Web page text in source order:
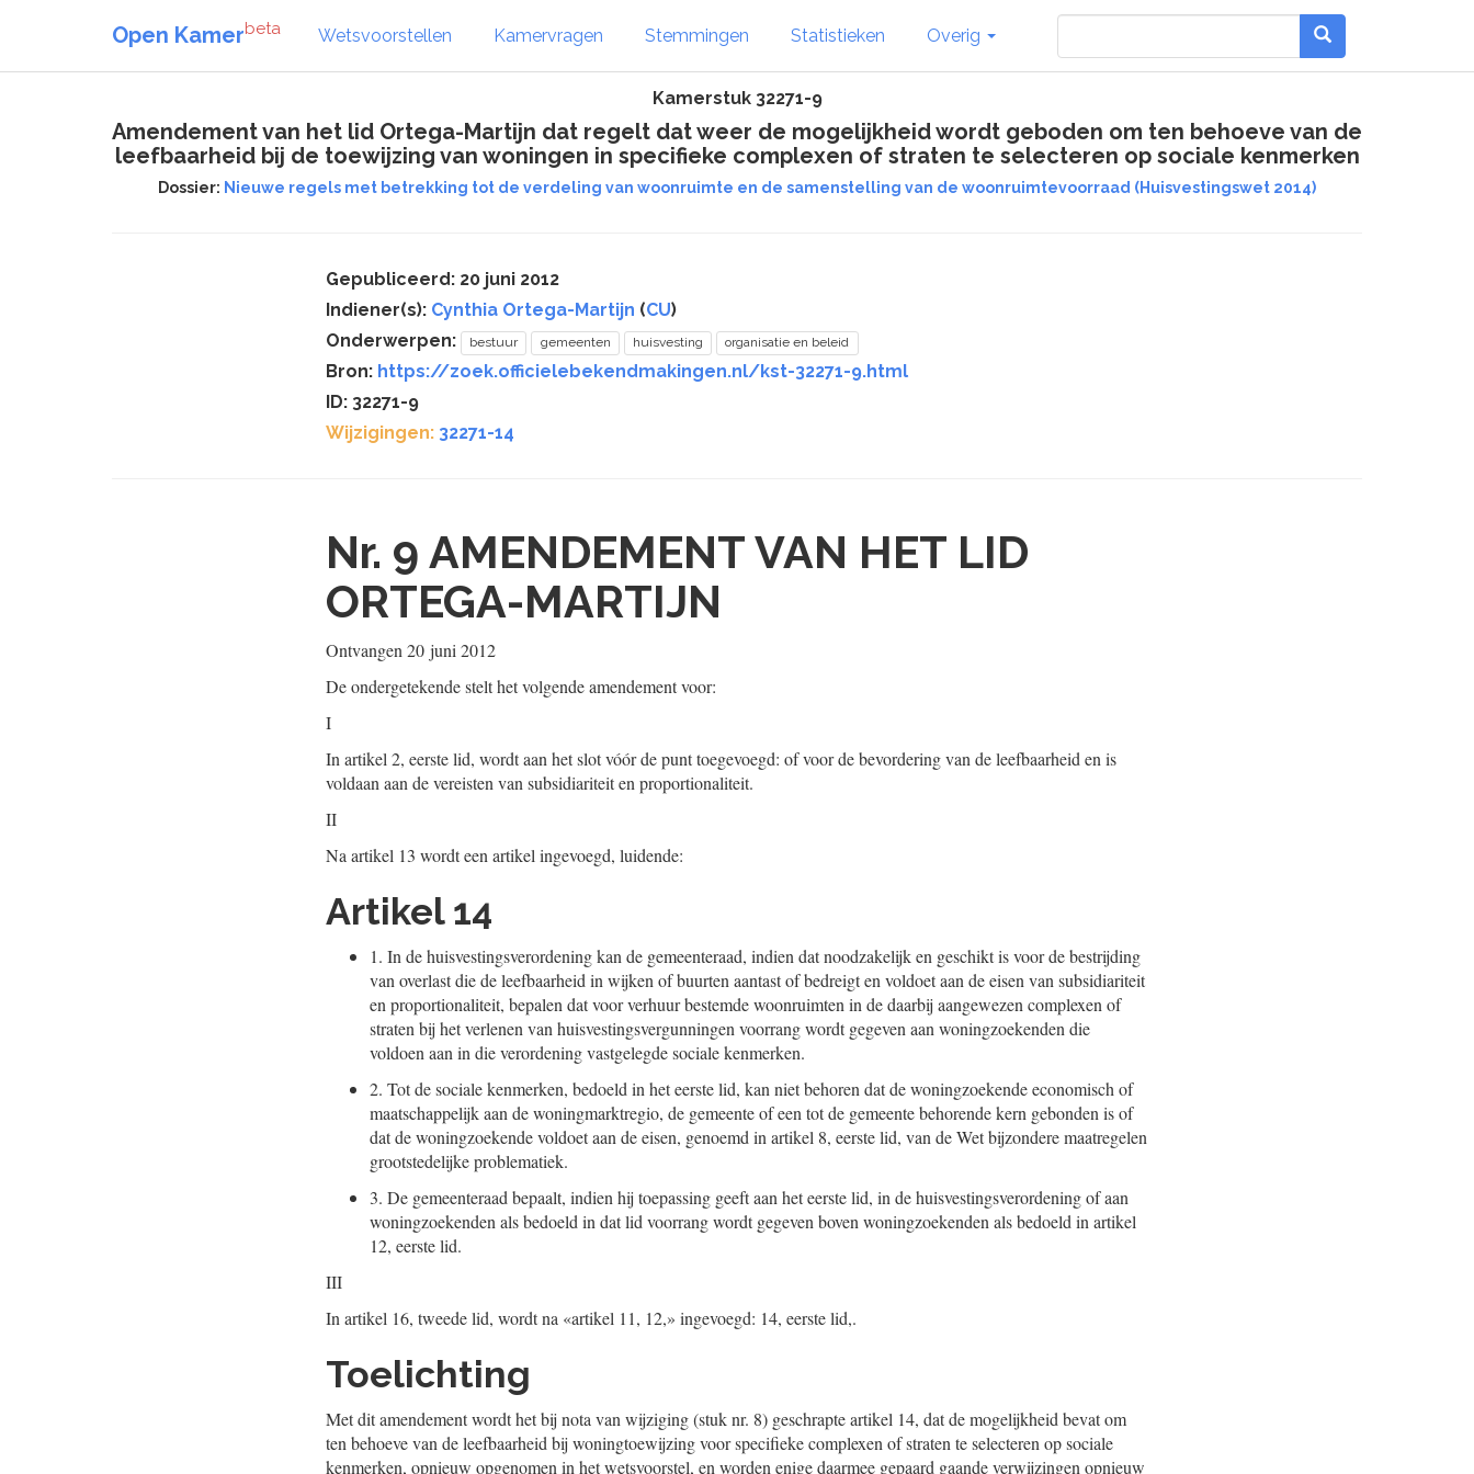
Open Kamerbeta Wetsvoorstellen Kamervragen Stemmingen Statistieken Overig
Kamerstuk 32271-9
Amendement van het lid Ortega-Martijn dat regelt dat weer de mogelijkheid wordt geboden om ten behoeve van de
leefbaarheid bij de toewijzing van woningen in specifieke complexen of straten te selecteren op sociale kenmerken
Dossier: Nieuwe regels met betrekking tot de verdeling van woonruimte en de samenstelling van de woonruimtevoorraad (Huisvestingswet 2014)
Gepubliceerd: 20 juni 2012
Indiener(s): Cynthia Ortega-Martijn (CU)
Onderwerpen:
bestuur gemeenten huisvesting organisatie en beleid
Bron: https://zoek.officielebekendmakingen.nl/kst-32271-9.html
ID: 32271-9
Wijzigingen: 32271-14
Nr. 9 AMENDEMENT VAN HET LID
ORTEGA-MARTIJN
Ontvangen 20 juni 2012
De ondergetekende stelt het volgende amendement voor:
I
In artikel 2, eerste lid, wordt aan het slot vóór de punt toegevoegd: of voor de bevordering van de leefbaarheid en is
voldaan aan de vereisten van subsidiariteit en proportionaliteit.
II
Na artikel 13 wordt een artikel ingevoegd, luidende:
Artikel 14
1. In de huisvestingsverordening kan de gemeenteraad, indien dat noodzakelijk en geschikt is voor de bestrijding
van overlast die de leefbaarheid in wijken of buurten aantast of bedreigt en voldoet aan de eisen van subsidiariteit
en proportionaliteit, bepalen dat voor verhuur bestemde woonruimten in de daarbij aangewezen complexen of
straten bij het verlenen van huisvestingsvergunningen voorrang wordt gegeven aan woningzoekenden die
voldoen aan in die verordening vastgelegde sociale kenmerken.
2. Tot de sociale kenmerken, bedoeld in het eerste lid, kan niet behoren dat de woningzoekende economisch of
maatschappelijk aan de woningmarktregio, de gemeente of een tot de gemeente behorende kern gebonden is of
dat de woningzoekende voldoet aan de eisen, genoemd in artikel 8, eerste lid, van de Wet bijzondere maatregelen
grootstedelijke problematiek.
3. De gemeenteraad bepaalt, indien hij toepassing geeft aan het eerste lid, in de huisvestingsverordening of aan
woningzoekenden als bedoeld in dat lid voorrang wordt gegeven boven woningzoekenden als bedoeld in artikel
12, eerste lid.
III
In artikel 16, tweede lid, wordt na «artikel 11, 12,» ingevoegd: 14, eerste lid,.
Toelichting
Met dit amendement wordt het bij nota van wijziging (stuk nr. 8) geschrapte artikel 14, dat de mogelijkheid bevat om
ten behoeve van de leefbaarheid bij woningtoewijzing voor specifieke complexen of straten te selecteren op sociale
kenmerken, opnieuw opgenomen in het wetsvoorstel, en worden enige daarmee gepaard gaande verwijzingen opnieuw